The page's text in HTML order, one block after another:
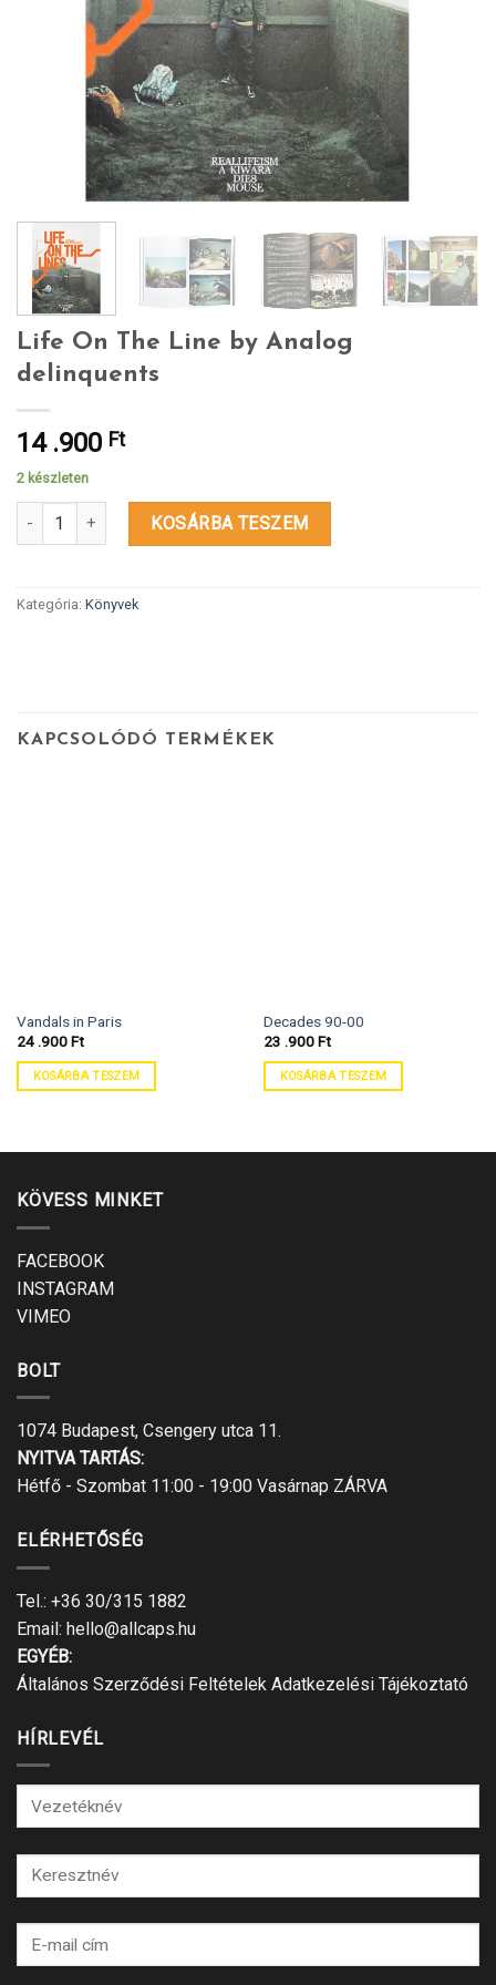
Life On The Line by Analog
delinquents
14 .900 Ft
2 készleten
Life On The Line by Analog delinquents mennyiség
KOSÁRBA TESZEM
Kategória: Könyvek
KAPCSOLÓDÓ TERMÉKEK
Vandals in Paris
24 .900Ft
KOSÁRBA TESZEM
Decades 90-00
23 .900Ft
KOSÁRBA TESZEM
KÖVESS MINKET
FACEBOOK
INSTAGRAM
VIMEO
BOLT
1074 Budapest, Csengery utca 11.
NYITVA TARTÁS:
Hétfő - Szombat 11:00 - 19:00 Vasárnap ZÁRVA
ELÉRHETŐSÉG
Tel.: +36 30/315 1882
Email: hello@allcaps.hu
EGYÉB:
Általános Szerződési Feltételek Adatkezelési Tájékoztató
HÍRLEVÉL